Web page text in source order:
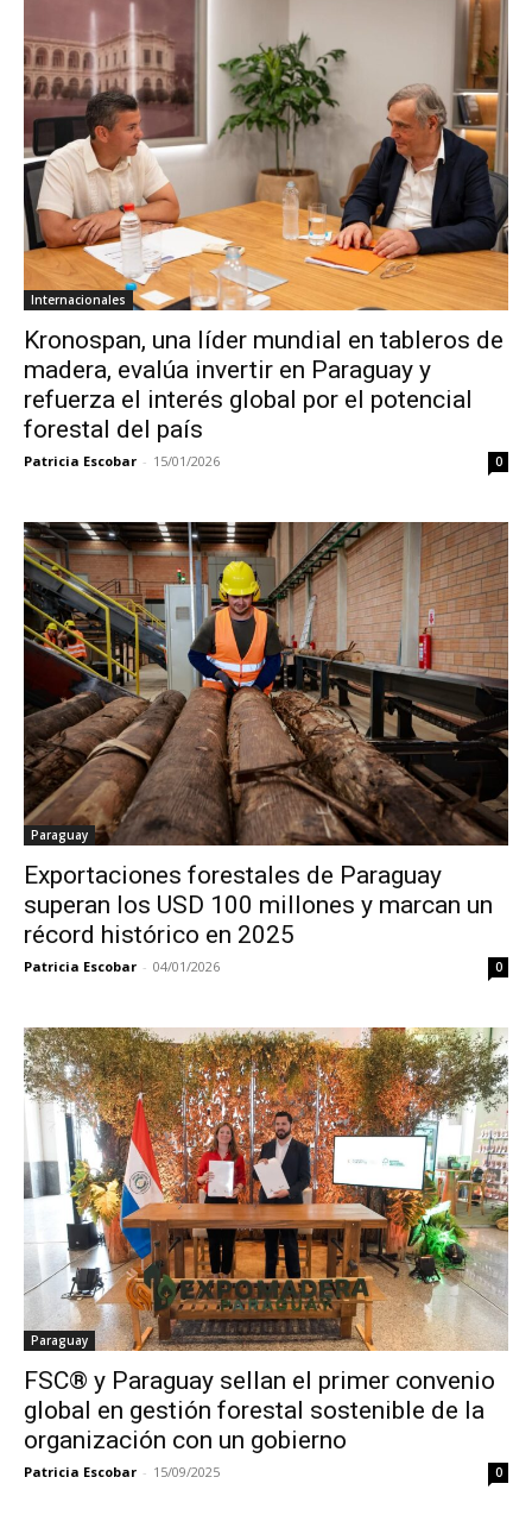
Internacionales
Kronospan, una líder mundial en tableros de
madera, evalúa invertir en Paraguay y
refuerza el interés global por el potencial
forestal del país
Patricia Escobar - 15/01/2026 0
Paraguay
Exportaciones forestales de Paraguay
superan los USD 100 millones y marcan un
récord histórico en 2025
Patricia Escobar - 04/01/2026 0
Paraguay
FSC® y Paraguay sellan el primer convenio
global en gestión forestal sostenible de la
organización con un gobierno
Patricia Escobar - 15/09/2025 0